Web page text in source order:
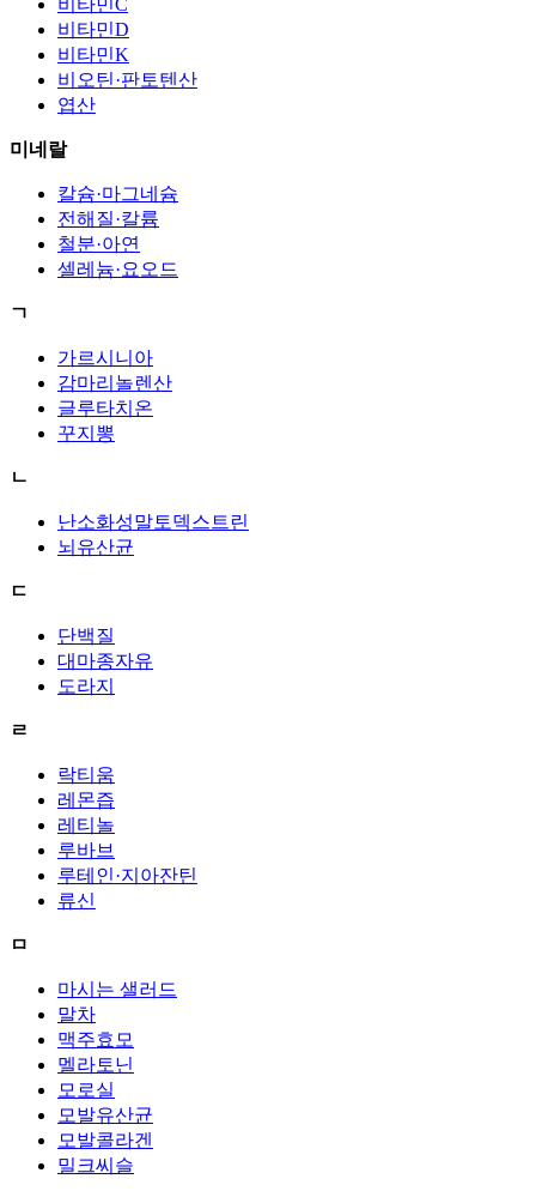
비타민D
비타민K
비오틴·판토텐산
엽산
미네랄
칼슘·마그네슘
전해질·칼륨
철분·아연
셀레늄·요오드
ㄱ
가르시니아
감마리놀렌산
글루타치온
꾸지뽕
ㄴ
난소화성말토덱스트린
뇌유산균
ㄷ
단백질
대마종자유
도라지
ㄹ
락티움
레몬즙
레티놀
루바브
루테인·지아잔틴
류신
ㅁ
마시는 샐러드
말차
맥주효모
멜라토닌
모로실
모발유산균
모발콜라겐
밀크씨슬